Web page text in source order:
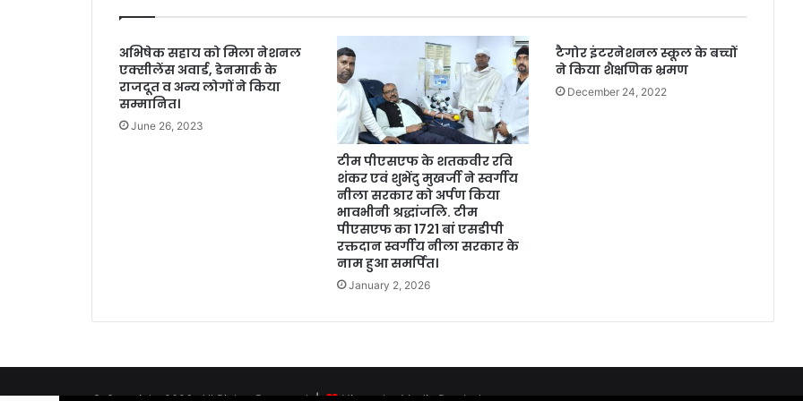
अभिषेक सहाय को मिला नेशनल
एक्सीलेंस अवार्ड, डेनमार्क के
राजदूत व अन्य लोगों ने किया
सम्मानित।
June 26, 2023
टीम पीएसएफ के शतकवीर रवि
शंकर एवं शुभेंदु मुखर्जी ने स्वर्गीय
नीला सरकार को अर्पण किया
भावभीनी श्रद्धांजलि. टीम
पीएसएफ का 1721 बां एसडीपी
रक्तदान स्वर्गीय नीला सरकार के
नाम हुआ समर्पित।
January 2, 2026
टैगोर इंटरनेशनल स्कूल के बच्चों
ने किया शैक्षणिक भ्रमण
December 24, 2022